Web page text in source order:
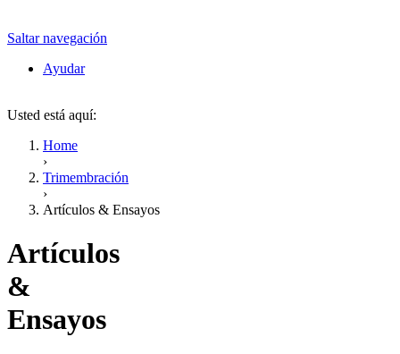
Saltar navegación
Ayudar
Usted está aquí:
Home
›
Trimembración
›
Artículos & Ensayos
Artículos
&
Ensayos